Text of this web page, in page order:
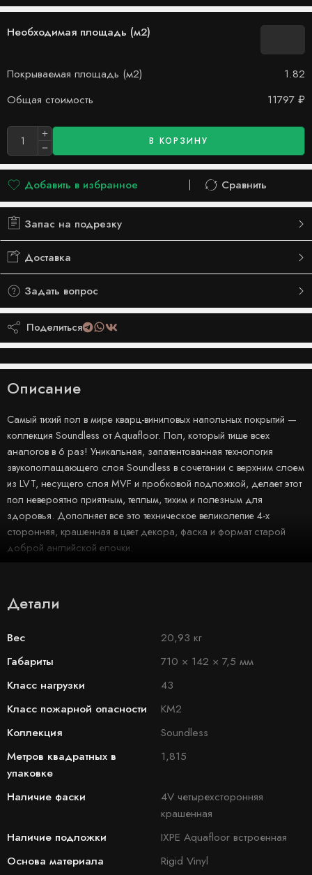
Необходимая площадь (м2)
Покрываемая площадь (м2)
1.82
Общая стоимость
11797 ₽
В КОРЗИНУ
Добавить в избранное
Добавлено в список желаний
Сравнить
Сравнить
Запас на подрезку
Доставка
Задать вопрос
Поделиться
Описание
Самый тихий пол в мире кварц-виниловых напольных покрытий —
коллекция Soundless от Aquafloor. Пол, который тише всех
аналогов в 6 раз! Уникальная, запатентованная технология
звукопоглащающего слоя Soundless в сочетании с верхним слоем
из LVT, несущего слоя MVF и пробковой подложкой, делает этот
пол невероятно приятным, теплым, тихим и полезным для
здоровья. Дополняет все это техническое великолепие 4-х
сторонняя, крашенная в цвет декора, фаска и формат старой
доброй английской елочки.
Детали
Вес
20,93 кг
Габариты
710 × 142 × 7,5 мм
Класс нагрузки
43
Класс пожарной опасности
КМ2
Коллекция
Soundless
Метров квадратных в
упаковке
1,815
Наличие фаски
4V четырехсторонняя
крашенная
Наличие подложки
IXPE Aquafloor встроенная
Основа материала
Rigid Vinyl